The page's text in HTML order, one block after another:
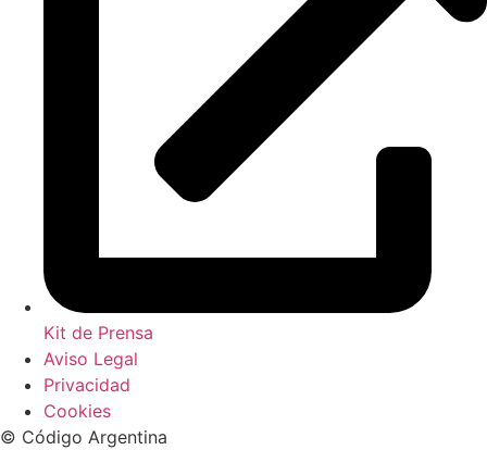
Kit de Prensa
Aviso Legal
Privacidad
Cookies
© Código Argentina